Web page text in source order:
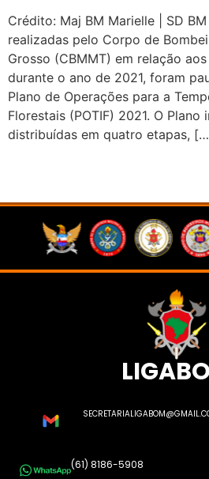
Crédito: Maj BM Marielle | SD
realizadas pelo Corpo de
Grosso (CBMMT) em relação
durante o ano de 2021, foram
Plano de Operações para a
Florestais (POTIF) 2021. O Plano
distribuídas em quatro etapas,
(61) 8186-5908